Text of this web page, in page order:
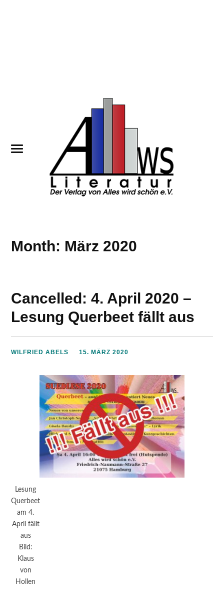
Month: März 2020
Cancelled: 4. April 2020 –
Lesung Querbeet fällt aus
WILFRIED ABELS 15. MÄRZ 2020
Lesung
Querbeet
am 4.
April fällt
aus
Bild:
Klaus
von
Hollen